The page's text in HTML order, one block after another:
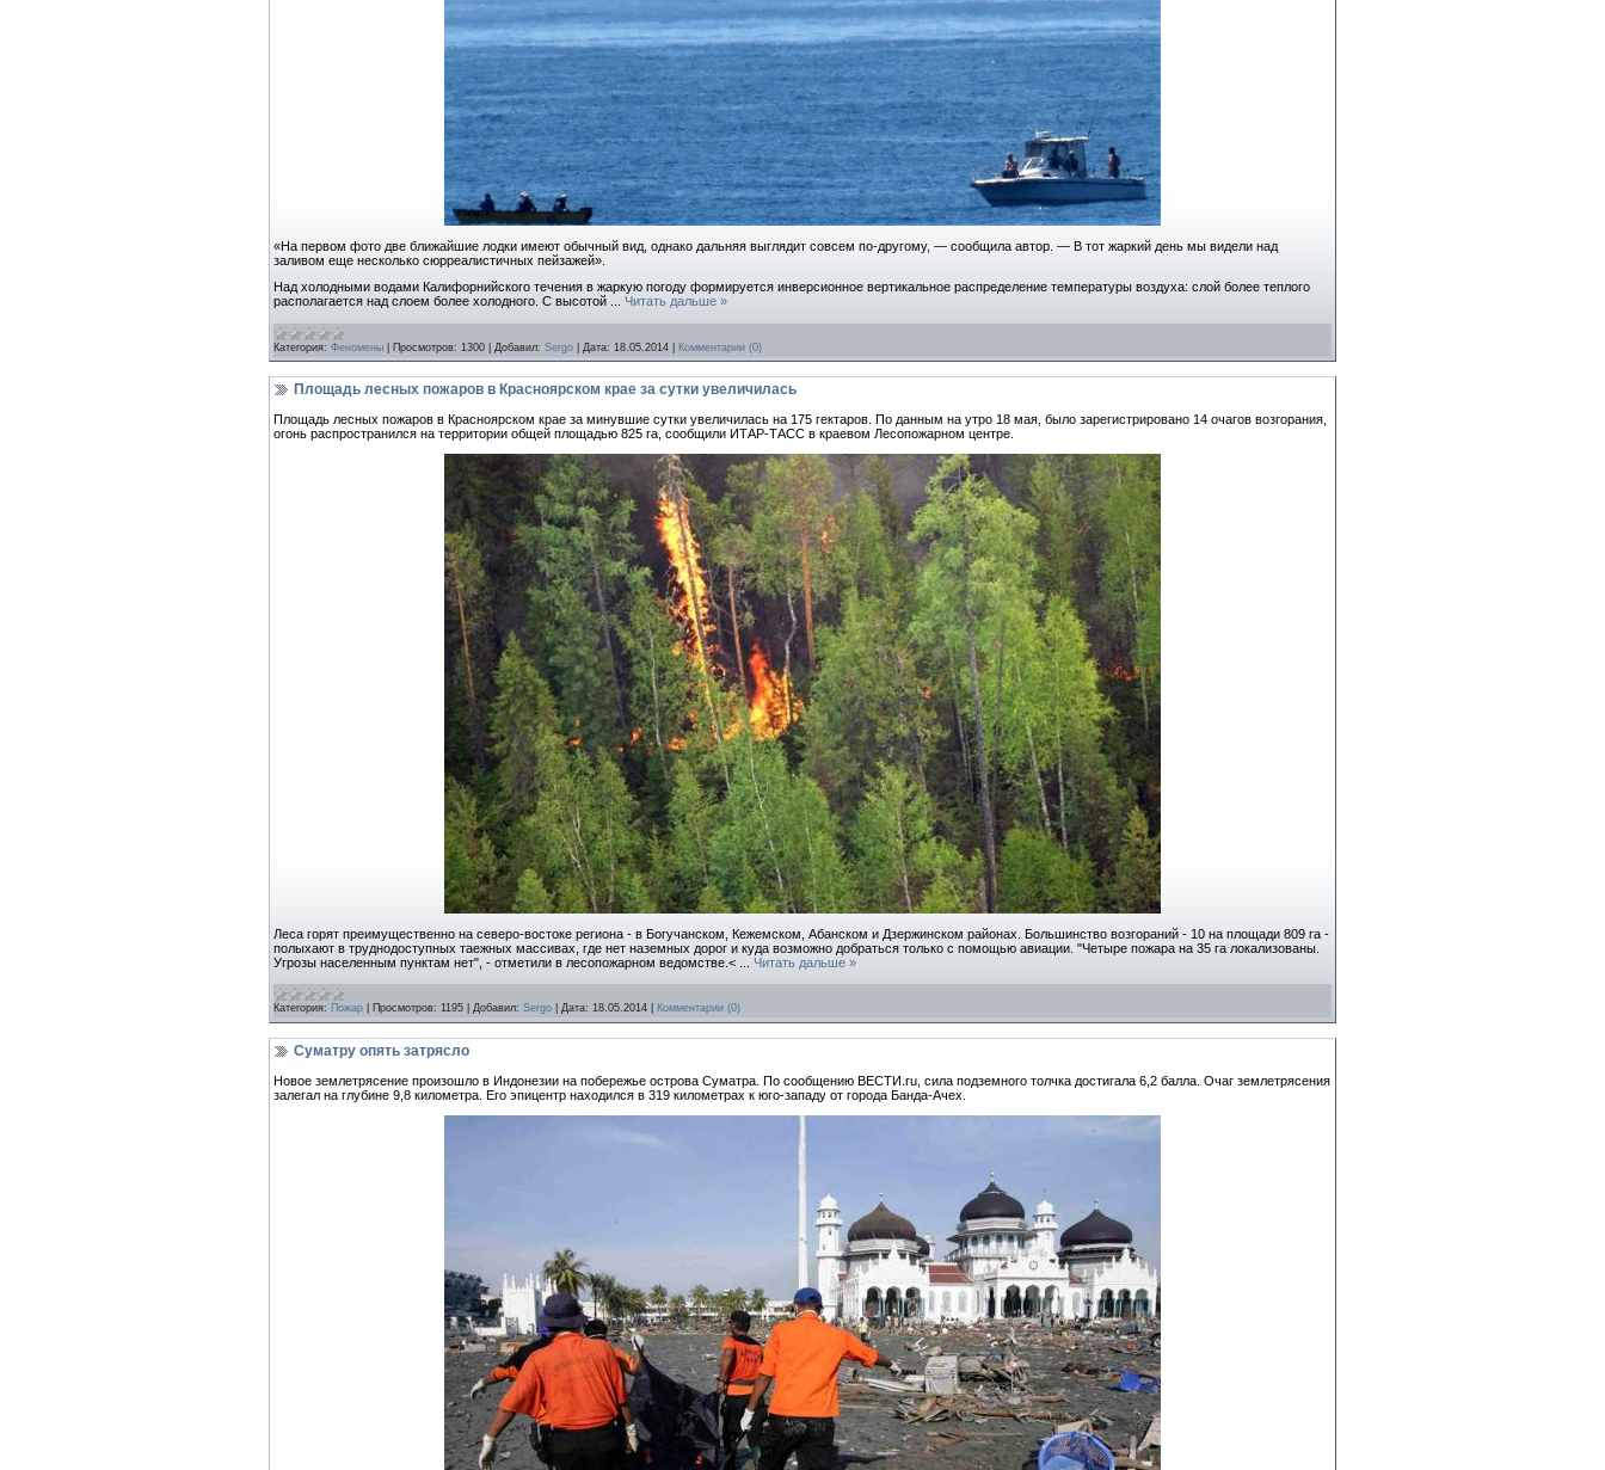
«На первом фото две ближайшие лодки имеют обычный вид, однако дальняя выглядит совсем по-другому, — сообщила автор. — В тот жаркий день мы видели над
заливом еще несколько сюрреалистичных пейзажей».
Над холодными водами Калифорнийского течения в жаркую погоду формируется инверсионное вертикальное распределение температуры воздуха: слой более теплого
располагается над слоем более холодного. С высотой
Читать дальше »
Категория: Феномены Просмотров: 1300 Добавил: Sergo Дата: 18.05.2014 Комментарии (0)
Площадь лесных пожаров в Красноярском крае за сутки увеличилась
Площадь лесных пожаров в Красноярском крае за минувшие сутки увеличилась на 175 гектаров. По данным на утро 18 мая, было зарегистрировано 14 очагов возгорания,
огонь распространился на территории общей площадью 825 га, сообщили ИТАР-ТАСС в краевом Лесопожарном центре.
Леса горят преимущественно на северо-востоке региона - в Богучанском, Кежемском, Абанском и Дзержинском районах. Большинство возгораний - 10 на площади 809 га -
полыхают в труднодоступных таежных массивах, где нет наземных дорог и куда возможно добраться только с помощью авиации. "Четыре пожара на 35 га локализованы.
Угрозы населенным пунктам нет", - отметили в лесопожарном ведомстве.<
Читать дальше »
Категория: Пожар Просмотров: 1195 Добавил: Sergo Дата: 18.05.2014 Комментарии (0)
Суматру опять затрясло
Новое землетрясение произошло в Индонезии на побережье острова Суматра. По сообщению ВЕСТИ.ru, сила подземного толчка достигала 6,2 балла. Очаг землетрясения
залегал на глубине 9,8 километра. Его эпицентр находился в 319 километрах к юго-западу от города Банда-Ачех.